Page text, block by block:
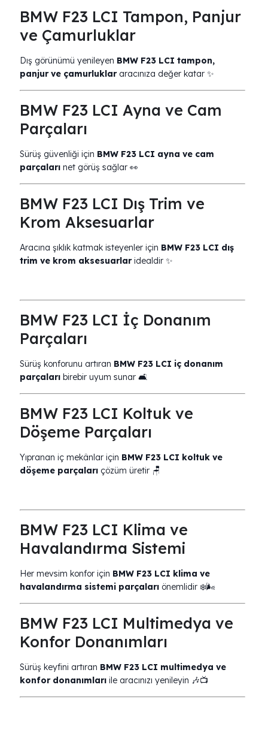
BMW F23 LCI Tampon, Panjur
ve Çamurluklar
Dış görünümü yenileyen BMW F23 LCI tampon,
panjur ve çamurluklararacınıza değer katar ✨
BMW F23 LCI Ayna ve Cam
Parçaları
Sürüş güvenliği için BMW F23 LCI ayna ve cam
parçaları net görüş sağlar 👀
BMW F23 LCI Dış Trim ve
Krom Aksesuarlar
Aracına şıklık katmak isteyenler için BMW F23 LCI dış
trim ve krom aksesuarlaridealdir ✨
BMW F23 LCI İç Donanım
Parçaları
Sürüş konforunu artıran BMW F23 LCI iç donanım
parçaları birebir uyum sunar 🛋️
BMW F23 LCI Koltuk ve
Döşeme Parçaları
Yıpranan iç mekânlar için BMW F23 LCI koltuk ve
döşeme parçaları çözüm üretir 🪑
BMW F23 LCI Klima ve
Havalandırma Sistemi
Her mevsim konfor için BMW F23 LCI klima ve
havalandırma sistemi parçaları önemlidir ❄️🌬️
BMW F23 LCI Multimedya ve
Konfor Donanımları
Sürüş keyfini artıran BMW F23 LCI multimedya ve
konfor donanımları ile aracınızı yenileyin 🎶📺